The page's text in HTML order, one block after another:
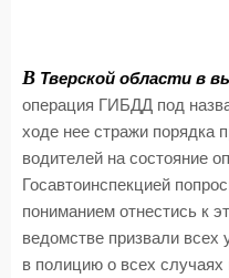
В Тверской области в
операция ГИБДД под
ходе нее стражи порядка
водителей на состояние
Госавтоинспекцией
пониманием отнестись к
ведомстве призвали всех
в полицию о всех